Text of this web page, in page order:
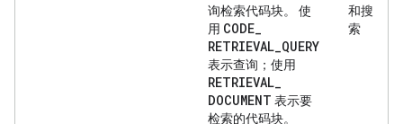
询检索代码块。 使
用 CODE_
RETRIEVAL_QUERY
表示查询；使用
RETRIEVAL_
DOCUMENT 表示要
检索的代码块。
和搜
索